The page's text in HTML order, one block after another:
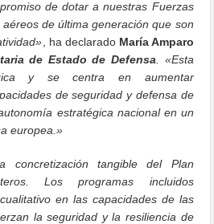
de dotar a nuestras Fuerzas
de última generación que son
, ha declarado María Amparo
de Estado de Defensa
«Esta
y se centra en aumentar
de seguridad y defensa de
estratégica nacional en un
europea.»
concretización tangible del Plan
Los programas incluidos
en las capacidades de las
la seguridad y la resiliencia de